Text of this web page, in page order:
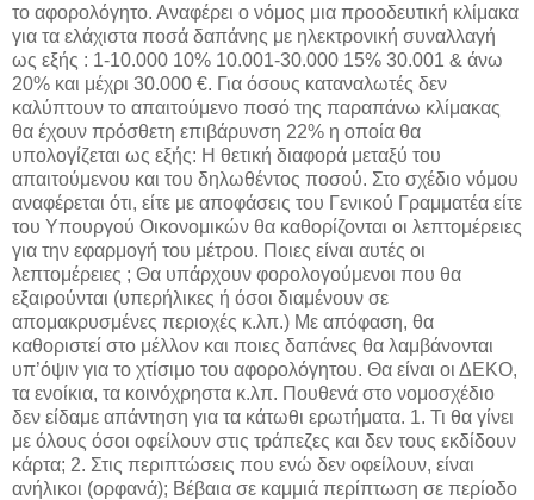
το αφορολόγητο. Αναφέρει ο νόμος μια προοδευτική κλίμακα
για τα ελάχιστα ποσά δαπάνης με ηλεκτρονική συναλλαγή
ως εξής : 1-10.000 10% 10.001-30.000 15% 30.001 & άνω
20% και μέχρι 30.000 €. Για όσους καταναλωτές δεν
καλύπτουν το απαιτούμενο ποσό της παραπάνω κλίμακας
θα έχουν πρόσθετη επιβάρυνση 22% η οποία θα
υπολογίζεται ως εξής: Η θετική διαφορά μεταξύ του
απαιτούμενου και του δηλωθέντος ποσού. Στο σχέδιο νόμου
αναφέρεται ότι, είτε με αποφάσεις του Γενικού Γραμματέα είτε
του Υπουργού Οικονομικών θα καθορίζονται οι λεπτομέρειες
για την εφαρμογή του μέτρου. Ποιες είναι αυτές οι
λεπτομέρειες ; Θα υπάρχουν φορολογούμενοι που θα
εξαιρούνται (υπερήλικες ή όσοι διαμένουν σε
απομακρυσμένες περιοχές κ.λπ.) Με απόφαση, θα
καθοριστεί στο μέλλον και ποιες δαπάνες θα λαμβάνονται
υπ’όψιν για το χτίσιμο του αφορολόγητου. Θα είναι οι ΔΕΚΟ,
τα ενοίκια, τα κοινόχρηστα κ.λπ. Πουθενά στο νομοσχέδιο
δεν είδαμε απάντηση για τα κάτωθι ερωτήματα. 1. Τι θα γίνει
με όλους όσοι οφείλουν στις τράπεζες και δεν τους εκδίδουν
κάρτα; 2. Στις περιπτώσεις που ενώ δεν οφείλουν, είναι
ανήλικοι (ορφανά); Βέβαια σε καμμιά περίπτωση σε περίοδο